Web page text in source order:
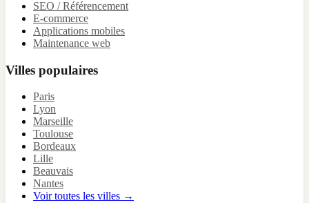
SEO / Référencement
E-commerce
Applications mobiles
Maintenance web
Villes populaires
Paris
Lyon
Marseille
Toulouse
Bordeaux
Lille
Beauvais
Nantes
Voir toutes les villes →